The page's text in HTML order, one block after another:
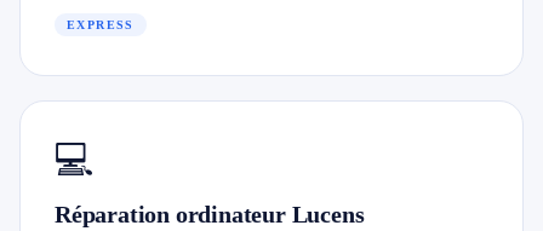
EXPRESS
💻
Réparation ordinateur Lucens